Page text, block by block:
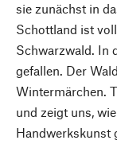
sie zunächst in
Schottland ist
Schwarzwald. In
gefallen. Der
Wintermärchen.
und zeigt uns,
Handwerkskunst